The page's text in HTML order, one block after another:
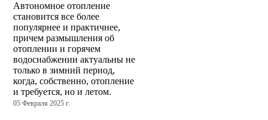
Автономное отопление
становится все более
популярнее и практичнее,
причем размышления об
отоплении и горячем
водоснабжении актуальны не
только в зимний период,
когда, собственно, отопление
и требуется, но и летом.
05 Февраля 2025 г.